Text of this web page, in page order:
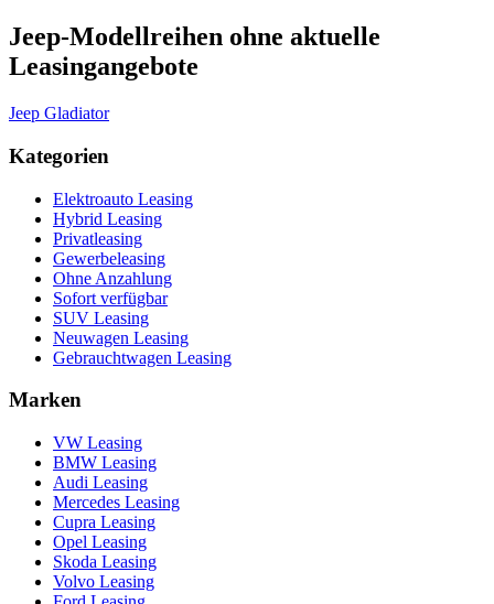
Jeep-Modellreihen ohne aktuelle
Leasingangebote
Jeep Gladiator
Kategorien
Elektroauto Leasing
Hybrid Leasing
Privatleasing
Gewerbeleasing
Ohne Anzahlung
Sofort verfügbar
SUV Leasing
Neuwagen Leasing
Gebrauchtwagen Leasing
Marken
VW Leasing
BMW Leasing
Audi Leasing
Mercedes Leasing
Cupra Leasing
Opel Leasing
Skoda Leasing
Volvo Leasing